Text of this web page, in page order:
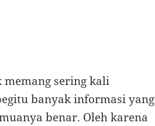
sering kali
banyak informasi yang
benar. Oleh karena